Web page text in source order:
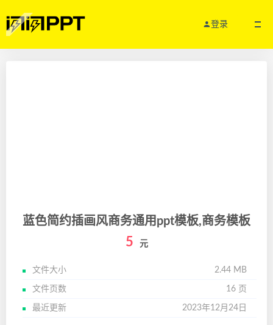
登录
蓝色简约插画风商务通用ppt模板,商务模板
5 元
文件大小 2.44 MB
文件页数 16 页
最近更新 2023年12月24日